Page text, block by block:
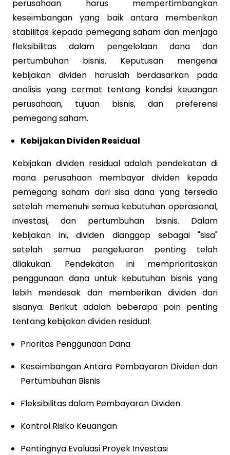
perusahaan harus mempertimbangkan
keseimbangan yang baik antara memberikan
stabilitas kepada pemegang saham dan menjaga
fleksibilitas dalam pengelolaan dana dan
pertumbuhan bisnis. Keputusan mengenai
kebijakan dividen haruslah berdasarkan pada
analisis yang cermat tentang kondisi keuangan
perusahaan, tujuan bisnis, dan preferensi
pemegang saham.
Kebijakan Dividen Residual
Kebijakan dividen residual adalah pendekatan di
mana perusahaan membayar dividen kepada
pemegang saham dari sisa dana yang tersedia
setelah memenuhi semua kebutuhan operasional,
investasi, dan pertumbuhan bisnis. Dalam
kebijakan ini, dividen dianggap sebagai "sisa"
setelah semua pengeluaran penting telah
dilakukan. Pendekatan ini memprioritaskan
penggunaan dana untuk kebutuhan bisnis yang
lebih mendesak dan memberikan dividen dari
sisanya. Berikut adalah beberapa poin penting
tentang kebijakan dividen residual:
Prioritas Penggunaan Dana
Keseimbangan Antara Pembayaran Dividen dan
Pertumbuhan Bisnis
Fleksibilitas dalam Pembayaran Dividen
Kontrol Risiko Keuangan
Pentingnya Evaluasi Proyek Investasi